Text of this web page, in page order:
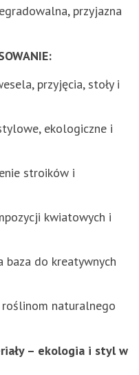
przyjazna
przyjęcia, stoły i
ekologiczne i
stroików i
kwiatowych i
do kreatywnych
naturalnego
– ekologia i styl w